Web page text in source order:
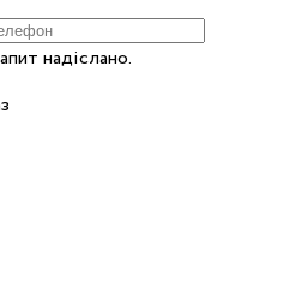
надіслано.